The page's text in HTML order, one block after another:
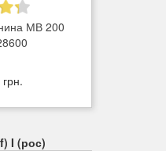
МВ 200
грн.
I (рос)